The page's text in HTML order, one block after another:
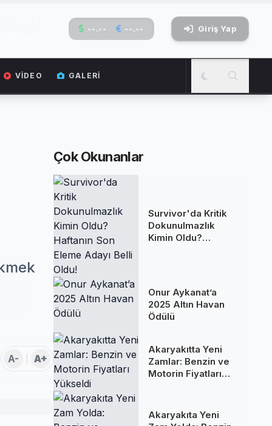
--.-- --.-- Giriş Yap
VIDEO GALERI
A- A+
Çok Okunanlar
Survivor'da Kritik
Dokunulmazlık
Kimin Oldu?
Onur Aykanat’a
2025 Altın Havan
Ödülü
Akaryakıtta Yeni
Zamlar: Benzin ve
Motorin Fiyatları
Akaryakıta Yeni